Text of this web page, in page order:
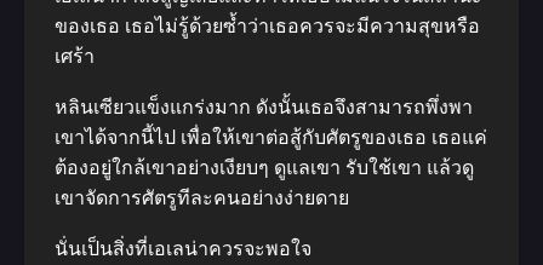
ของเธอ เธอไม่รู้ด้วยซ้ำว่าเธอควรจะมีความสุขหรือ
เศร้า
หลินเซียวแข็งแกร่งมาก ดังนั้นเธอจึงสามารถพึ่งพา
เขาได้จากนี้ไป เพื่อให้เขาต่อสู้กับศัตรูของเธอ เธอแค่
ต้องอยู่ใกล้เขาอย่างเงียบๆ ดูแลเขา รับใช้เขา แล้วดู
เขาจัดการศัตรูทีละคนอย่างง่ายดาย
นั่นเป็นสิ่งที่เอเลน่าควรจะพอใจ